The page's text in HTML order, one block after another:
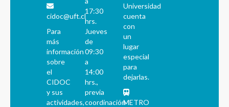
cidoc@uft.cl
Para
más
información
sobre
el
CIDOC
y sus
actividades,
17:30
hrs.
Jueves
de
09:30
a
14:00
hrs.,
previa
coordinación
Universidad
cuenta
con
un
lugar
especial
para
dejarlas.
METRO